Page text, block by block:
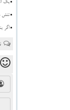
بک
تنش
اگر